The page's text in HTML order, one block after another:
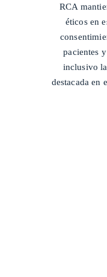
RCA
éticos en
pacientes
inclusivo
destacada en